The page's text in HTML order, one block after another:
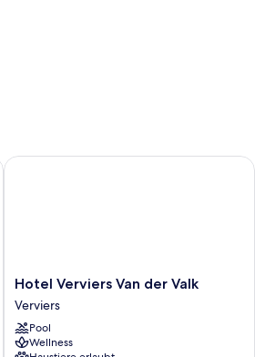
Hotel
Verviers
Van
der
Valk
Hotel Verviers Van der Valk
Verviers
Pool
Wellness
Hotel Verviers Van der Valk